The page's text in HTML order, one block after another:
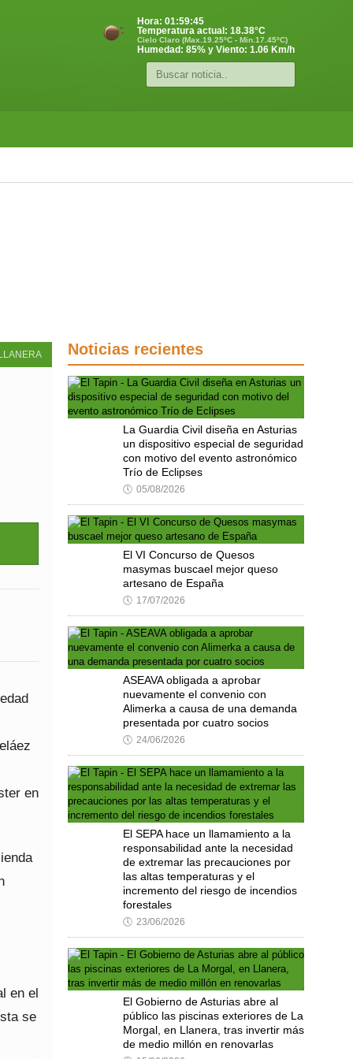
Hora: 01:59:46
Temperatura actual: 18.38°C
Cielo Claro (Max.19.25ºC - Min.17.45ºC)
Humedad: 85% y Viento: 1.06 Km/h
en
en el
se
Noticias recientes
La Guardia Civil diseña en Asturias
un dispositivo especial de seguridad
con motivo del evento astronómico
Trío de Eclipses
🕔 05/08/2026
El VI Concurso de Quesos
masymas buscael mejor queso
artesano de España
🕔 17/07/2026
ASEAVA obligada a aprobar
nuevamente el convenio con
Alimerka a causa de una demanda
presentada por cuatro socios
🕔 24/06/2026
El SEPA hace un llamamiento a la
responsabilidad ante la necesidad
de extremar las precauciones por
las altas temperaturas y el
incremento del riesgo de incendios
forestales
🕔 23/06/2026
El Gobierno de Asturias abre al
público las piscinas exteriores de La
Morgal, en Llanera, tras invertir más
de medio millón en renovarlas